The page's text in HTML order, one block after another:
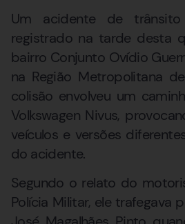
Um acidente de
registrado na tarde desta
bairro Conjunto Ovídio
na Região Metropolitana
colisão envolveu um
Volkswagen Nivus,
veículos e versões
do acidente.
Segundo o relato do
Polícia Militar, ele trafegava